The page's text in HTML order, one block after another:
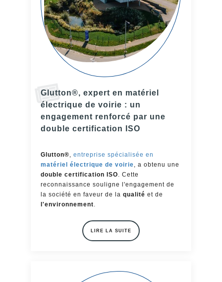
Glutton®, expert en matériel
électrique de voirie : un
engagement renforcé par une
double certification ISO
Glutton®,entreprise spécialisée en
matériel électrique de voirie, a obtenu une
double certification ISO. Cette
reconnaissance souligne l'engagement de
la société en faveur de la qualité et de
l'environnement.
LIRE LA SUITE